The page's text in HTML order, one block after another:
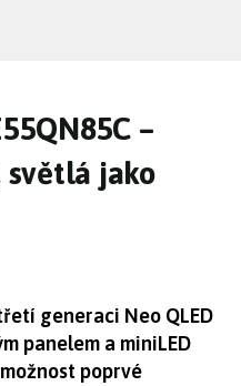
–
světlá jako
generaci Neo QLED
panelem a miniLED
poprvé